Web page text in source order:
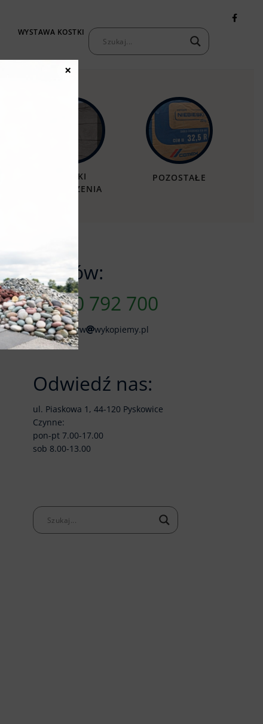
WYSTAWA KOSTKI
MURKI
OGRODZENIA
POZOSTAŁE
Zamów:
790 792 700
skladkruszyw wykopiemy.pl
Odwiedź nas:
ul. Piaskowa 1, 44-120 Pyskowice
Czynne:
pon-pt 7.00-17.00
sob 8.00-13.00
×